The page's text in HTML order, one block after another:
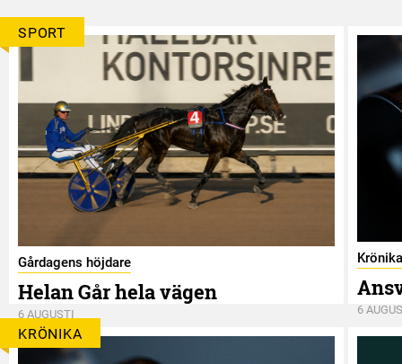
SPORT
Gårdagens höjdare
Helan Går hela vägen
6 AUGUSTI
Krönika
6
KRÖNIKA